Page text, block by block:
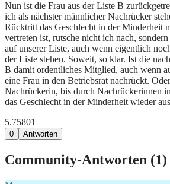
Nun ist die Frau aus der Liste B
ich als nächster männlicher Nachrücker
Rücktritt das Geschlecht in der Minderheit
vertreten ist, rutsche nicht ich nach,
auf unserer Liste, auch wenn eigentlich
der Liste stehen. Soweit, so klar. Ist die
B damit ordentliches Mitglied, auch wenn
eine Frau in den Betriebsrat nachrückt.
Nachrückerin, bis durch Nachrückerinnen
das Geschlecht in der Minderheit wieder
5.75801
0 Antworten
Community-Antworten (1)